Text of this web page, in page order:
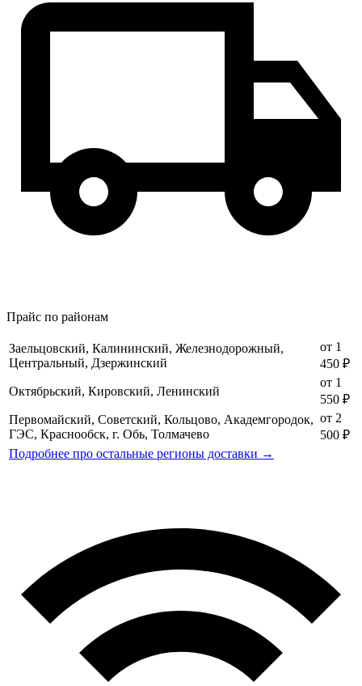
Прайс по районам
Заельцовский, Калининский, Железнодорожный,
Центральный, Дзержинский
от 1
450 ₽
Октябрьский, Кировский, Ленинский
от 1
550 ₽
Первомайский, Советский, Кольцово, Академгородок,
ГЭС, Краснообск, г. Обь, Толмачево
от 2
500 ₽
Подробнее про остальные регионы доставки →